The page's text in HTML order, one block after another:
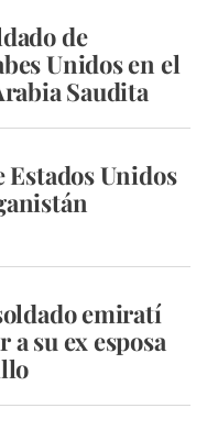
de
Unidos en el
Saudita
Unidos
emiratí
a su ex esposa